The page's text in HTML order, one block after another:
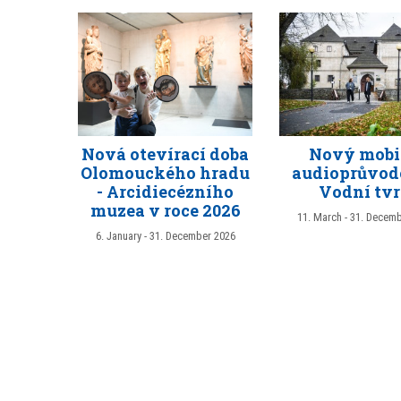
Nová otevírací doba
Olomouckého hradu
- Arcidiecézního
muzea v roce 2026
6. January - 31. December 2026
Nový
Vodní
11. March - 31.